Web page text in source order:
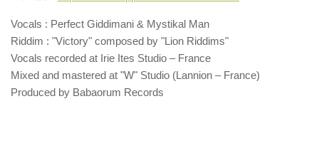
Vocals : Perfect Giddimani & Mystikal Man
Riddim : "Victory" composed by "Lion Riddims"
Vocals recorded at Irie Ites Studio – France
Mixed and mastered at "W" Studio (Lannion – France)
Produced by Babaorum Records